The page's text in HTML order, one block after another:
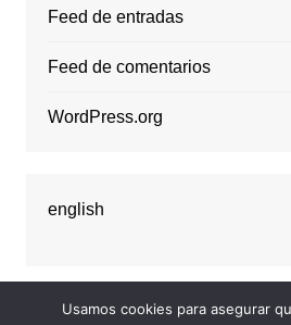
Feed de entradas
Feed de comentarios
WordPress.org
english
Usamos cookies para asegurar